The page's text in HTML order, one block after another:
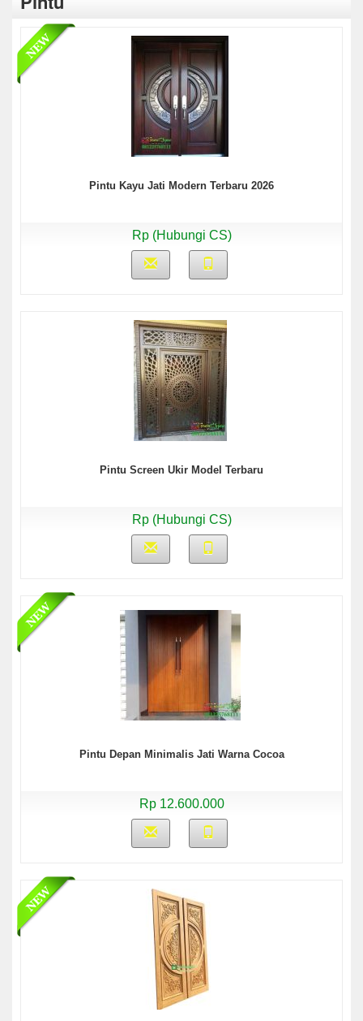
Pintu Kayu Jati Modern Terbaru 2026
Rp (Hubungi CS)
Pintu Screen Ukir Model Terbaru
Rp (Hubungi CS)
Pintu Depan Minimalis Jati Warna Cocoa
Rp 12.600.000